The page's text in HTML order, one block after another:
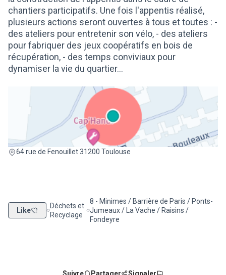
chantiers participatifs. Une fois l'appentis réalisé,
plusieurs actions seront ouvertes à tous et toutes : -
des ateliers pour entretenir son vélo, - des ateliers
pour fabriquer des jeux coopératifs en bois de
récupération, - des temps conviviaux pour
dynamiser la vie du quartier...
64 rue de Fenouillet 31200 Toulouse
(Lien externe)
Like Filtrer les résultats de la catégorie : Déchets et Recyclage
Déchets et
Recyclage
Filtrer les résultats pour le secteur : 8 -
8 - Minimes / Barrière de Paris / Ponts-
Jumeaux / La Vache / Raisins /
Fondeyre